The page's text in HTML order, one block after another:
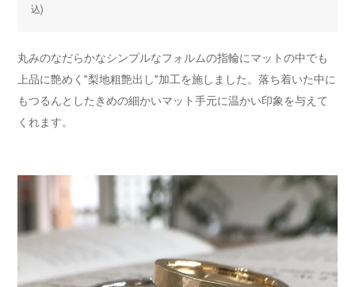
込)
丸みのなだらかなシンプルなフォルムの指輪にマットの中でも
上品に艶めく”梨地粗艶出し”加工を施しました。落ち着いた中に
もつるんとしたきめの細かいマット手元に温かい印象を与えて
くれます。